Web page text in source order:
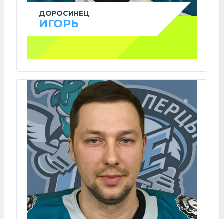
ДОРОСИНЕЦ
ИГОРЬ